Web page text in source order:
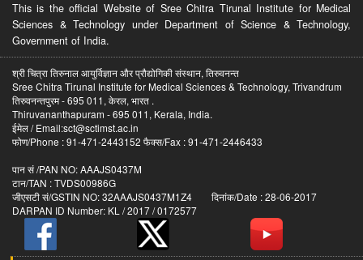
This is the official Website of Sree Chitra Tirunal Institute for Medical
Sciences & Technology under Department of Science & Technology,
Government of India.
श्री चित्रा तिरुनाल आयुर्विज्ञान और प्रौद्योगिकी संस्थान, तिरुवनन्त
Sree Chitra Tirunal Institute for Medical Sciences & Technology, Trivandrum
तिरुवनन्तपुरम - 695 011, केरल, भारत .
Thiruvananthapuram - 695 011, Kerala, India.
ईमेल / Email:sct@sctimst.ac.in
फोण/Phone : 91-471-2443152 फैक्स/Fax : 91-471-2446433
पान सं /PAN NO: AAAJS0437M
टान/TAN : TVDS00986G
जीएसटी सं/GSTIN NO: 32AAAJS0437M1Z4 दिनांक/Date : 28-06-2017
DARPAN ID Number: KL / 2017 / 0172577